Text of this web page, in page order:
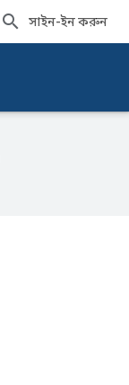
সাইন-ইন করুন